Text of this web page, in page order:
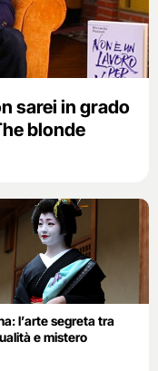
sarei in grado
blonde
l’arte segreta tra
e mistero